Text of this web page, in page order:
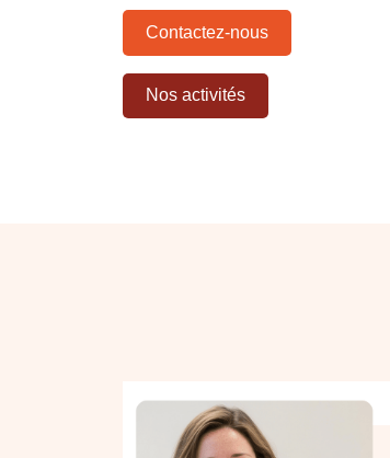
Contactez-nous
Nos activités